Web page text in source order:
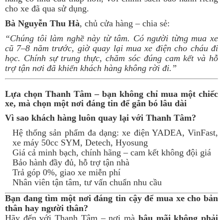
cho xe đã qua sử dụng.
Bà Nguyễn Thu Hà, chủ cửa hàng – chia sẻ:
“Chúng tôi làm nghề này từ tâm. Có người từng mua xe
cũ 7–8 năm trước, giờ quay lại mua xe điện cho cháu đi
học. Chính sự trung thực, chăm sóc đúng cam kết và hỗ
trợ tận nơi đã khiến khách hàng không rời đi.”
Lựa chọn Thanh Tâm – bạn không chỉ mua một chiếc
xe, mà chọn một nơi đáng tin để gắn bó lâu dài
Vì sao khách hàng luôn quay lại với Thanh Tâm?
Hệ thống sản phẩm đa dạng: xe điện YADEA, VinFast,
xe máy 50cc SYM, Detech, Hyosung
Giá cả minh bạch, chính hãng – cam kết không đội giá
Bảo hành đầy đủ, hỗ trợ tận nhà
Trả góp 0%, giao xe miễn phí
Nhân viên tận tâm, tư vấn chuẩn nhu cầu
Bạn đang tìm một nơi đáng tin cậy để mua xe cho bản
thân hay người thân?
Hãy đến với Thanh Tâm – nơi mà hậu mãi không phải